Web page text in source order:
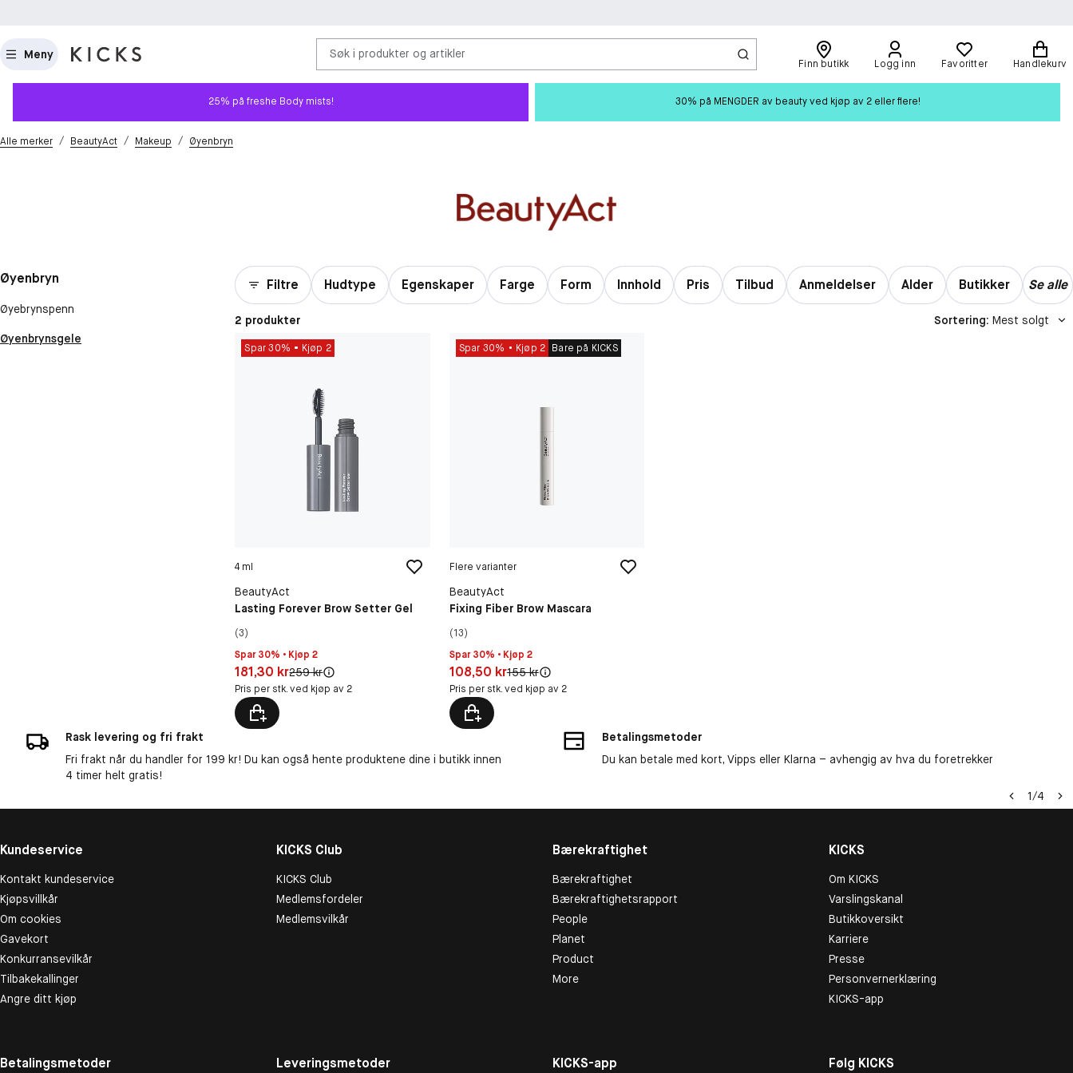
Meny Søk i produkter og artikler
Finn butikk Logg inn Favoritter Handlekurv
25% på freshe Body mists! 30% på MENGDER av beauty ved kjøp av 2 eller flere!
Alle merker / BeautyAct / Makeup / Øyenbryn
Øyenbryn
Øyebrynspenn
Øyenbrynsgele
Filtre Hudtype Egenskaper Farge Form Innhold Pris Tilbud Anmeldelser Alder Butikker Se alle
2 produkter Sortering: Mest solgt
Spar 30% Kjøp 2
4 ml
BeautyAct
Lasting Forever Brow Setter Gel
(3)
Spar 30% • Kjøp 2
Pris: 181,30 kr
181,30 krOriginal pris:
259 kr
Pris per stk. ved kjøp av 2
Spar 30% Kjøp 2 Bare på KICKS
Flere varianter
BeautyAct
Fixing Fiber Brow Mascara
(13)
Spar 30% • Kjøp 2
Pris: 108,50 kr
108,50 krOriginal pris:
155 kr
Pris per stk. ved kjøp av 2
Rask levering og fri frakt
Fri frakt når du handler for 199 kr! Du kan også hente produktene dine i butikk innen
4 timer helt gratis!
Betalingsmetoder
Du kan betale med kort, Vipps eller Klarna – avhengig av hva du foretrekker
1/4
Kundeservice
Kontakt kundeservice
Kjøpsvillkår
Om cookies
Gavekort
Konkurransevilkår
Tilbakekallinger
Angre ditt kjøp
KICKS Club
KICKS Club
Medlemsfordeler
Medlemsvilkår
Bærekraftighet
Bærekraftighet
Bærekraftighetsrapport
People
Planet
Product
More
KICKS
Om KICKS
Varslingskanal
Butikkoversikt
Karriere
Presse
Personvernerklæring
KICKS-app
Betalingsmetoder Leveringsmetoder KICKS-app Følg KICKS